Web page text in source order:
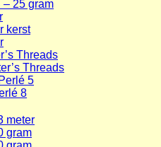
– 25 gram
kerst
Threads
Threads
5
8
meter
gram